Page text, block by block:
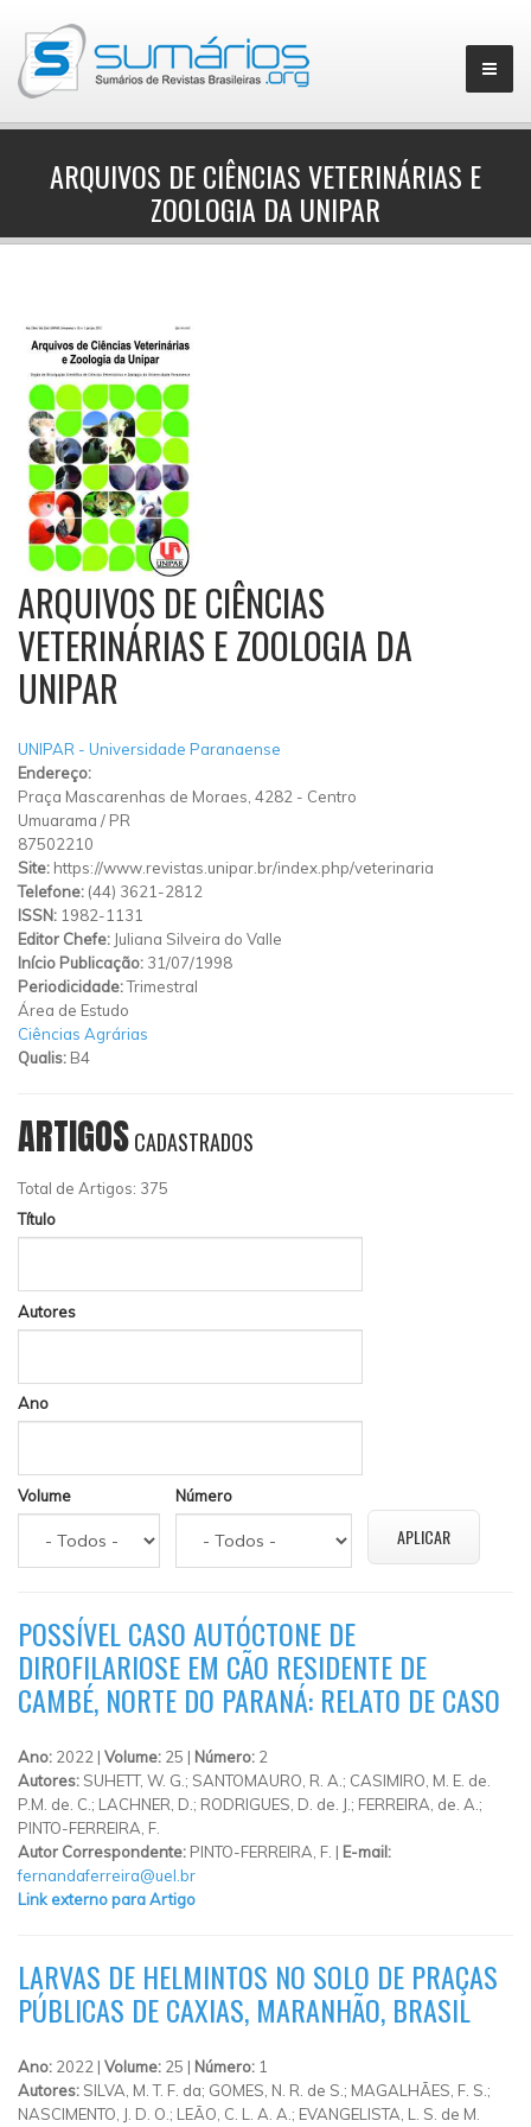
ARQUIVOS DE CIÊNCIAS VETERINÁRIAS E
ZOOLOGIA DA UNIPAR
ARQUIVOS DE CIÊNCIAS
VETERINÁRIAS E ZOOLOGIA DA
UNIPAR
UNIPAR - Universidade Paranaense
Endereço:
Praça Mascarenhas de Moraes, 4282 - Centro
Umuarama / PR
87502210
Site: https://www.revistas.unipar.br/index.php/veterinaria
Telefone: (44) 3621-2812
ISSN: 1982-1131
Editor Chefe: Juliana Silveira do Valle
Início Publicação: 31/07/1998
Periodicidade:Trimestral
Área de Estudo
Ciências Agrárias
Qualis: B4
ARTIGOSCADASTRADOS
Total de Artigos: 375
Título
Autores
Ano
Volume Número
POSSÍVEL CASO AUTÓCTONE DE
DIROFILARIOSE EM CÃO RESIDENTE DE
CAMBÉ, NORTE DO PARANÁ: RELATO DE CASO
Ano: 2022 | Volume: 25 | Número: 2
Autores: SUHETT, W. G.; SANTOMAURO, R. A.; CASIMIRO, M. E. de.
P.M. de. C.; LACHNER, D.; RODRIGUES, D. de. J.; FERREIRA, de. A.;
PINTO-FERREIRA, F.
Autor Correspondente: PINTO-FERREIRA, F. | E-mail:
fernandaferreira@uel.br
Link externo para Artigo
LARVAS DE HELMINTOS NO SOLO DE PRAÇAS
PÚBLICAS DE CAXIAS, MARANHÃO, BRASIL
Ano: 2022 | Volume: 25 | Número: 1
Autores: SILVA, M. T. F. da; GOMES, N. R. de S.; MAGALHÃES, F. S.;
NASCIMENTO, J. D. O.; LEÃO, C. L. A. A.; EVANGELISTA, L. S. de M.